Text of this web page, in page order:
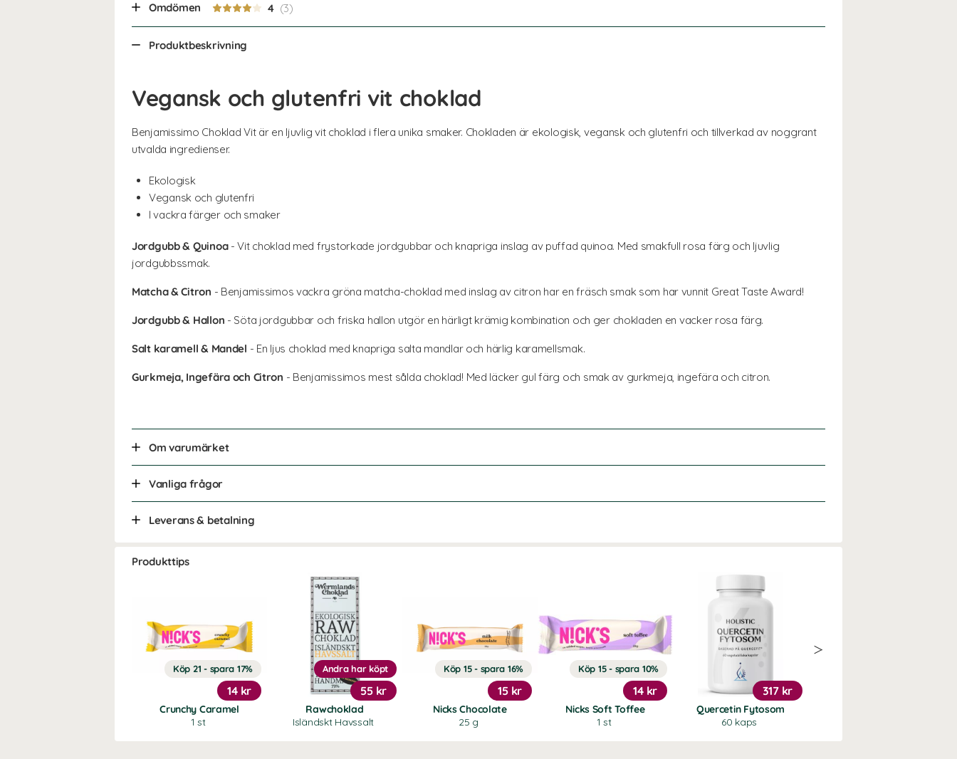
Omdömen 4
Produktbeskrivning
Vegansk och glutenfri vit choklad
Benjamissimo Choklad Vit är en ljuvlig vit choklad i flera unika smaker. Chokladen är ekologisk, vegansk och glutenfri och tillverkad av noggrant
utvalda ingredienser.
Ekologisk
Vegansk och glutenfri
I vackra färger och smaker
Jordgubb & Quinoa- Vit choklad med frystorkade jordgubbar och knapriga inslag av puffad quinoa. Med smakfull rosa färg och ljuvlig
jordgubbssmak.
Matcha & Citron - Benjamissimos vackra gröna matcha-choklad med inslag av citron har en fräsch smak som har vunnit Great Taste Award!
Jordgubb & Hallon - Söta jordgubbar och friska hallon utgör en härligt krämig kombination och ger chokladen en vacker rosa färg.
Salt karamell & Mandel - En ljus choklad med knapriga salta mandlar och härlig karamellsmak.
Gurkmeja, Ingefära och Citron - Benjamissimos mest sålda choklad! Med läcker gul färg och smak av gurkmeja, ingefära och citron.
Om varumärket
Vanliga frågor
Leverans & betalning
Produkttips
Crunchy Caramel
1 st
Köp 21 - spara 17%
14 kr
Rawchoklad
Isländskt Havssalt
Andra har köpt
55 kr
Nicks Chocolate
25 g
Köp 15 - spara 16%
15 kr
Nicks Soft Toffee
1 st
Köp 15 - spara 10%
14 kr
Quercetin Fytosom
60 kaps
317 kr